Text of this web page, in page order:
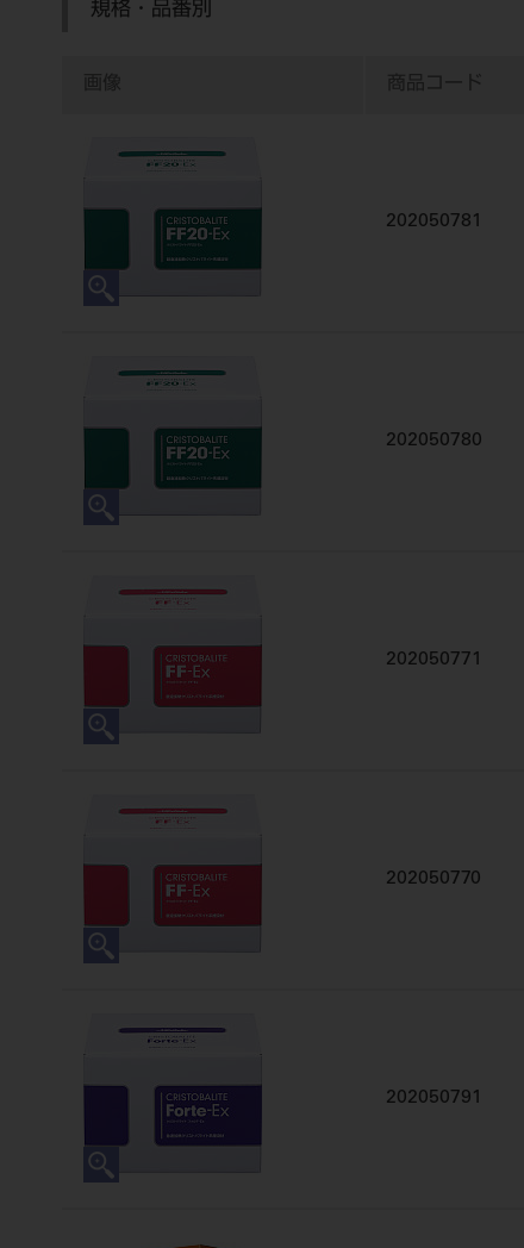
規格・品番別
画像 商品コード
202050781
202050780
202050771
202050770
202050791